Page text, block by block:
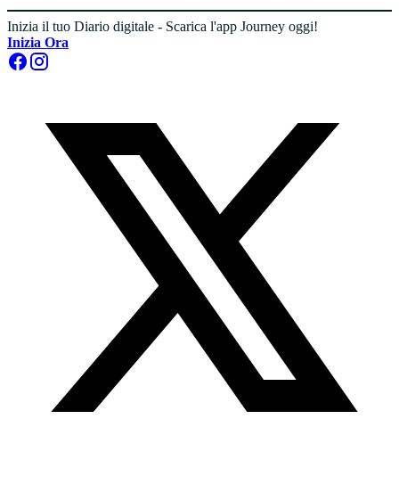
Inizia il tuo Diario digitale - Scarica l'app Journey oggi!
Inizia Ora